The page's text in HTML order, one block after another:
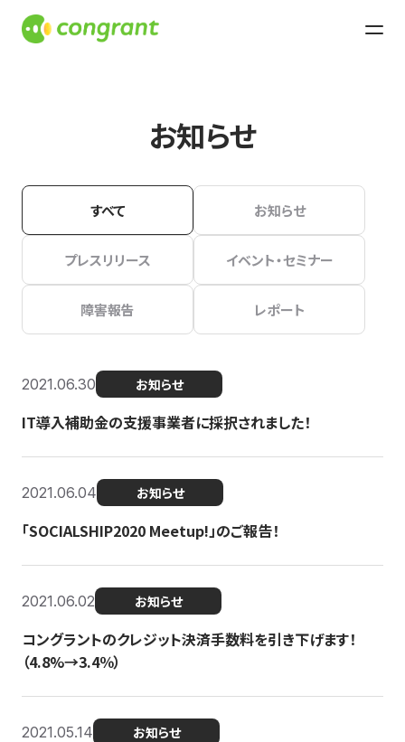
お知らせ
すべて お知らせ
プレスリリース イベント・セミナー
障害報告 レポート
2021.06.30 お知らせ
IT導入補助金の支援事業者に採択されました！
2021.06.04 お知らせ
「SOCIALSHIP2020 Meetup!」のご報告！
2021.06.02 お知らせ
コングラントのクレジット決済手数料を引き下げます！
（4.8%→3.4％）
2021.05.14 お知らせ